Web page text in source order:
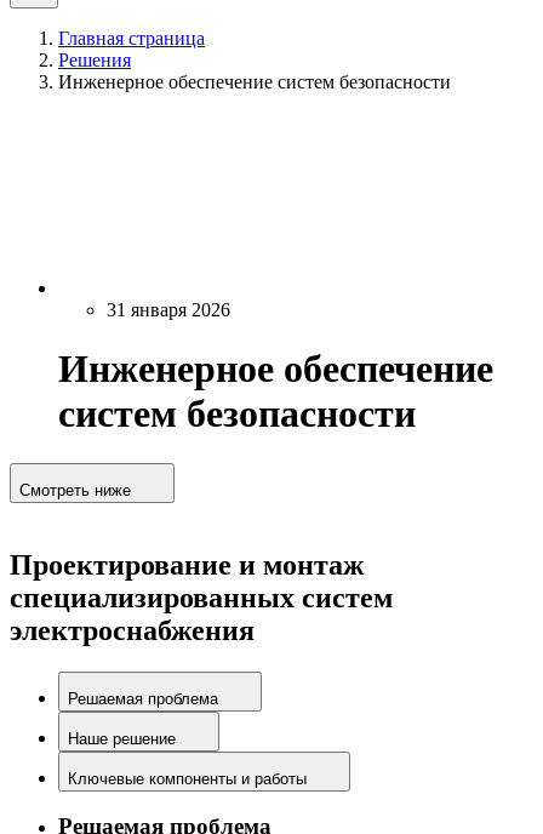
Главная страница
Решения
Инженерное обеспечение систем безопасности
31 января 2026
Инженерное обеспечение
систем безопасности
Смотреть ниже
Проектирование и монтаж
специализированных систем
электроснабжения
Решаемая проблема
Наше решение
Ключевые компоненты и работы
Решаемая проблема